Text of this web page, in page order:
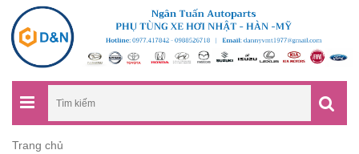
Trang chủ